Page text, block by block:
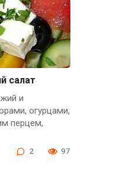
салат
и
огурцами,
перцем,
2 97